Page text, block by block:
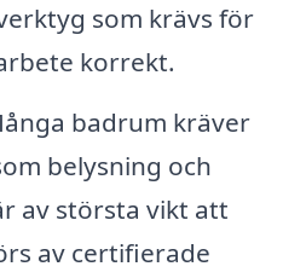
som krävs för
korrekt.
badrum kräver
belysning och
av största vikt att
av certifierade